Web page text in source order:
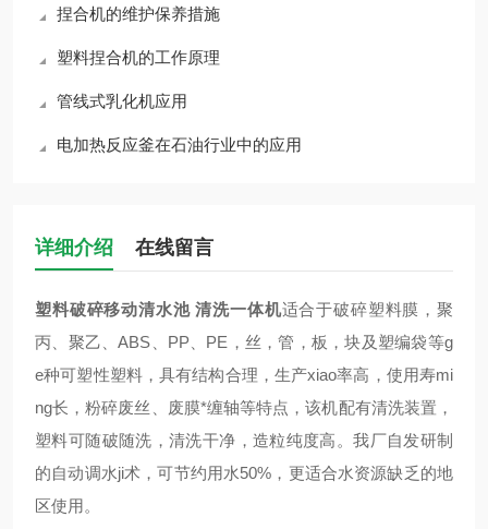
捏合机的维护保养措施
塑料捏合机的工作原理
管线式乳化机应用
电加热反应釜在石油行业中的应用
详细介绍 在线留言
塑料破碎移动清水池清洗一体机适合于破碎塑料膜，聚
丙、聚乙、ABS、PP、PE，丝，管，板，块及塑编袋等g
e种可塑性塑料，具有结构合理，生产xiao率高，使用寿mi
ng长，粉碎废丝、废膜*缠轴等特点，该机配有清洗装置，
塑料可随破随洗，清洗干净，造粒纯度高。我厂自发研制
的自动调水ji术，可节约用水50%，更适合水资源缺乏的地
区使用。